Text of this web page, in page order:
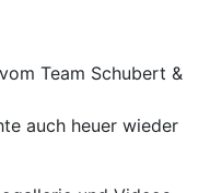
Team Schubert &
auch heuer wieder